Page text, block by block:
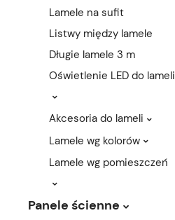
Lamele na sufit
Listwy między lamele
Długie lamele 3 m
Oświetlenie LED do lameli
Akcesoria do lameli
Lamele wg kolorów
Lamele wg pomieszczeń
Panele ścienne